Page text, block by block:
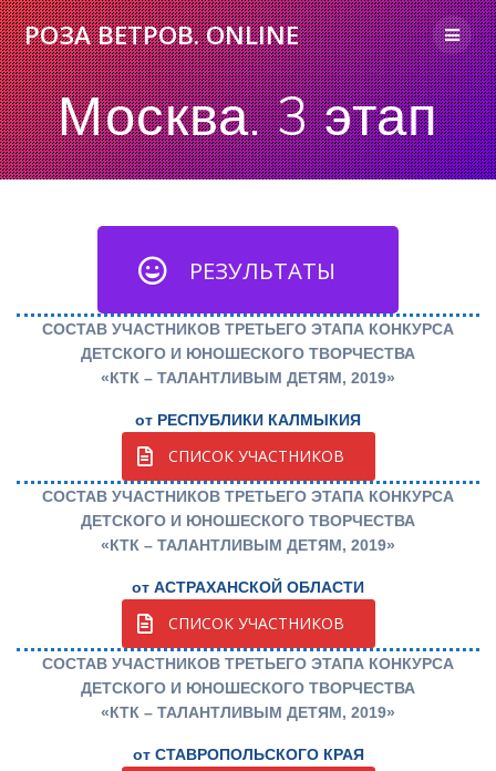
Skip
to
content
РОЗАВЕТРОВ.ONLINE
Москва. 3 этап
РЕЗУЛЬТАТЫ
СОСТАВ УЧАСТНИКОВ ТРЕТЬЕГО ЭТАПА КОНКУРСА
ДЕТСКОГО И ЮНОШЕСКОГО ТВОРЧЕСТВА
«КТК – ТАЛАНТЛИВЫМ ДЕТЯМ, 2019»
от РЕСПУБЛИКИ КАЛМЫКИЯ
СПИСОК УЧАСТНИКОВ
СОСТАВ УЧАСТНИКОВ ТРЕТЬЕГО ЭТАПА КОНКУРСА
ДЕТСКОГО И ЮНОШЕСКОГО ТВОРЧЕСТВА
«КТК – ТАЛАНТЛИВЫМ ДЕТЯМ, 2019»
от АСТРАХАНСКОЙ ОБЛАСТИ
СПИСОК УЧАСТНИКОВ
СОСТАВ УЧАСТНИКОВ ТРЕТЬЕГО ЭТАПА КОНКУРСА
ДЕТСКОГО И ЮНОШЕСКОГО ТВОРЧЕСТВА
«КТК – ТАЛАНТЛИВЫМ ДЕТЯМ, 2019»
от СТАВРОПОЛЬСКОГО КРАЯ